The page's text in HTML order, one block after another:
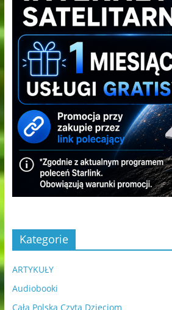
Kategorie
ARTYKUŁY
Audiobooki
Cała Polska Czyta Dzieciom